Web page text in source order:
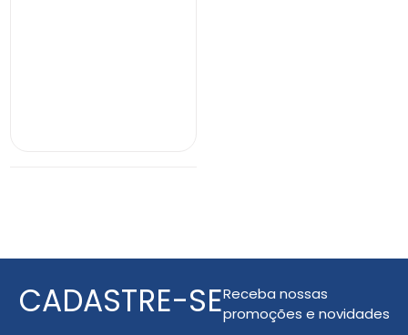
CADASTRE-SEReceba nossas
promoções e novidades